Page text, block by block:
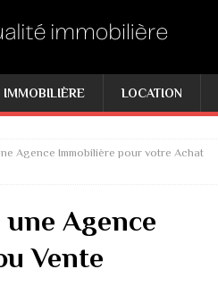
IMMOBILIÈRE LOCATION
Agence Immobilière pour votre Achat
une Agence
Vente